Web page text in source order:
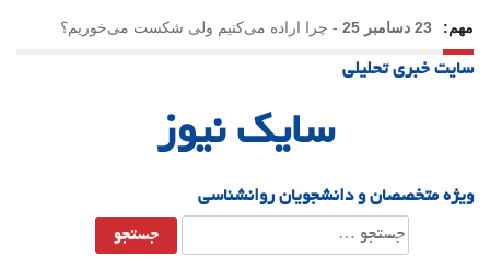
مهم: 23 دسامبر 25 - چرا اراده می‌کنیم ولی شکست می‌خوریم؟
21 دسامبر 25
سایت خبری تحلیلی
سایک نیوز
ویژه متخصصان و دانشجویان روانشناسی
جستجو
برای: